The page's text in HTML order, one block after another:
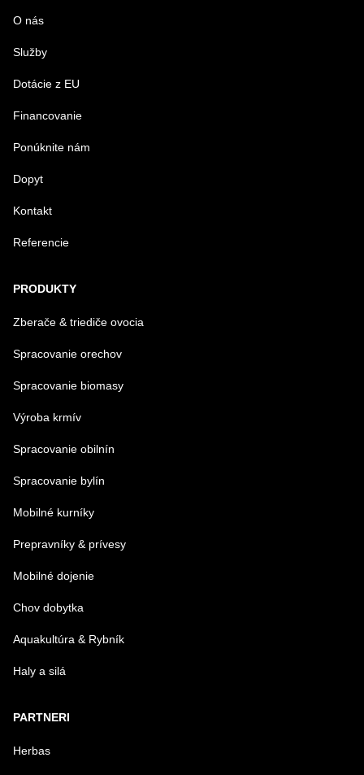
VÁŠ E-MAIL
VAŠA OTÁZKA K PRODUKTU
Odoslať
O nás
Služby
Dotácie z EU
Financovanie
Ponúknite nám
Dopyt
Kontakt
Referencie
PRODUKTY
Zberače & triediče ovocia
Spracovanie orechov
Spracovanie biomasy
Výroba krmív
Spracovanie obilnín
Spracovanie bylín
Mobilné kurníky
Prepravníky & prívesy
Mobilné dojenie
Chov dobytka
Aquakultúra & Rybník
Haly a silá
PARTNERI
Herbas